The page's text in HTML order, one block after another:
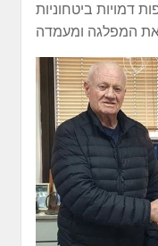
דמויות ביטחוניות